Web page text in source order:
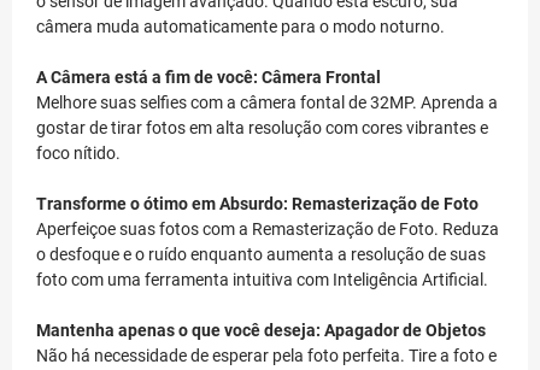
câmera muda automaticamente para o modo noturno.
A Câmera está a fim de você: Câmera Frontal
Melhore suas selfies com a câmera fontal de 32MP. Aprenda a
gostar de tirar fotos em alta resolução com cores vibrantes e
foco nítido.
Transforme o ótimo em Absurdo: Remasterização de Foto
Aperfeiçoe suas fotos com a Remasterização de Foto. Reduza
o desfoque e o ruído enquanto aumenta a resolução de suas
foto com uma ferramenta intuitiva com Inteligência Artificial.
Mantenha apenas o que você deseja: Apagador de Objetos
Não há necessidade de esperar pela foto perfeita. Tire a foto e